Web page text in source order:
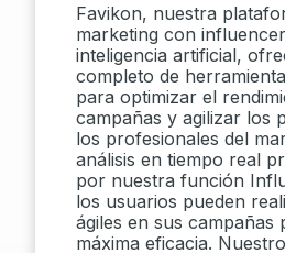
Favikon, nuestra
marketing con
inteligencia artificial,
completo de
para optimizar el
campañas y agilizar los
los profesionales del
análisis en tiempo real
por nuestra función
los usuarios pueden
ágiles en sus campañas
máxima eficacia.